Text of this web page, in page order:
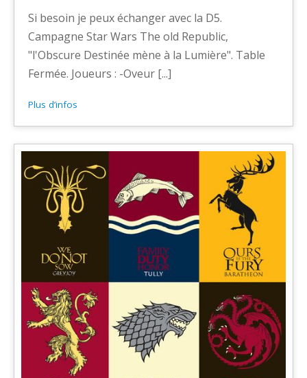
Si besoin je peux échanger avec la D5.
Campagne Star Wars The old Republic,
"l'Obscure Destinée mène à la Lumière". Table
Fermée. Joueurs : -Oveur [...]
Plus d’infos